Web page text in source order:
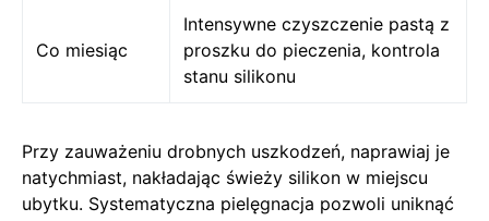
Co miesiąc
Intensywne czyszczenie pastą z
proszku do pieczenia, kontrola
stanu silikonu
Przy zauważeniu drobnych uszkodzeń, naprawiaj je
natychmiast, nakładając świeży silikon w miejscu
ubytku. Systematyczna pielęgnacja pozwoli uniknąć